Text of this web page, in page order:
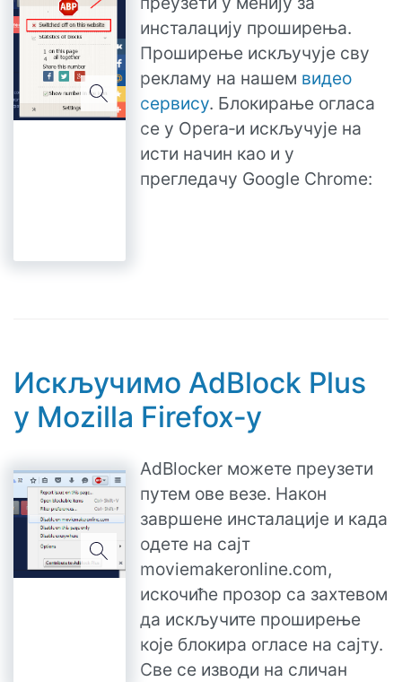
инсталацију проширења.
Проширење искључује сву
рекламу на нашем видео
сервису. Блокирање огласа
се у Opera‑и искључује на
исти начин као и у
прегледачу Google Chrome:
Искључимо AdBlock Plus
у Mozilla Firefox‑у
AdBlocker можете преузети
путем ове везе. Након
завршене инсталације и када
одете на сајт
moviemakeronline.com,
искочиће прозор са захтевом
да искључите проширење
које блокира огласе на сајту.
Све се изводи на сличан